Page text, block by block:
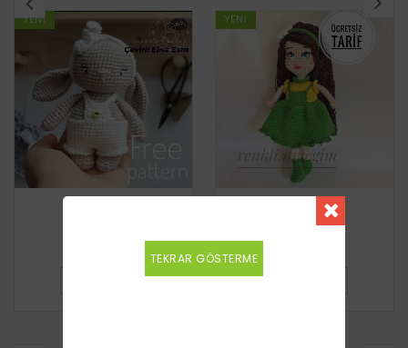
YENI YENI
Kız Bebek
TEKRAR GÖSTERME